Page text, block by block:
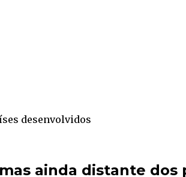
desenvolvidos
ainda distante dos